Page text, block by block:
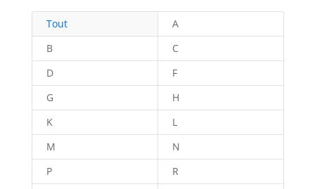
Tout
A
B
C
D
F
G
H
K
L
M
N
P
R